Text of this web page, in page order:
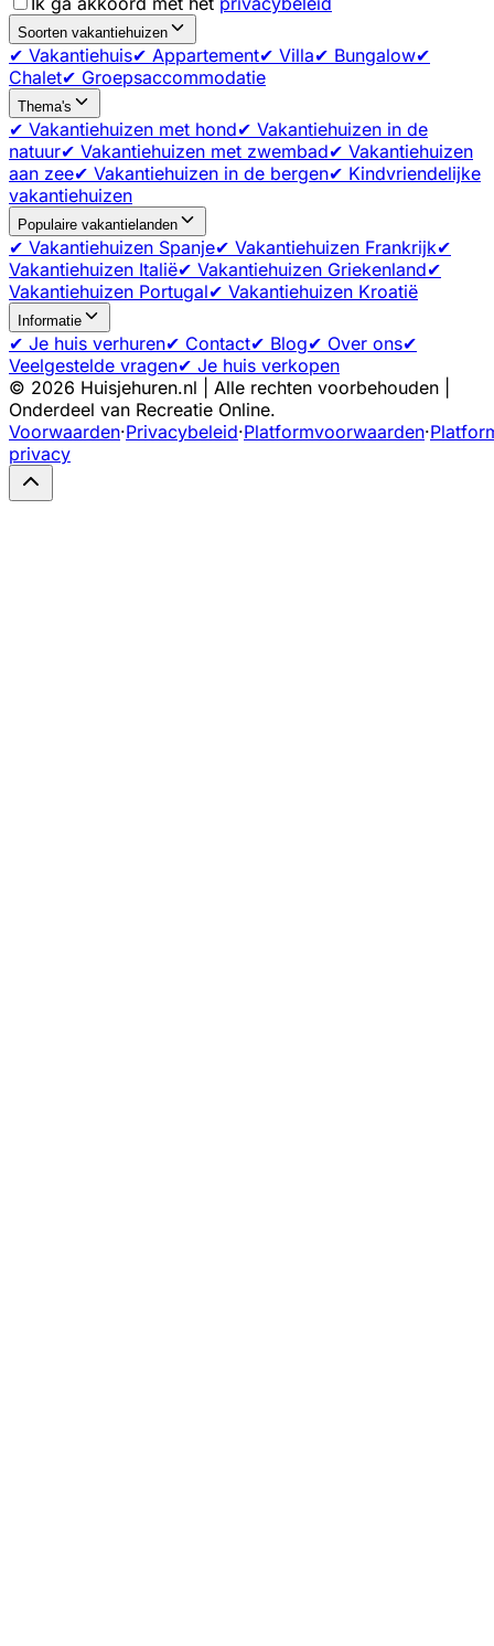
Soorten vakantiehuizen
✔ Vakantiehuis✔ Appartement✔ Villa✔ Bungalow✔
Chalet✔ Groepsaccommodatie
Thema's
✔ Vakantiehuizen met hond✔ Vakantiehuizen in de
natuur✔ Vakantiehuizen met zwembad✔ Vakantiehuizen
aan zee✔ Vakantiehuizen in de bergen✔ Kindvriendelijke
vakantiehuizen
Populaire vakantielanden
✔ Vakantiehuizen Spanje✔ Vakantiehuizen Frankrijk✔
Vakantiehuizen Italië✔ Vakantiehuizen Griekenland✔
Vakantiehuizen Portugal✔ Vakantiehuizen Kroatië
Informatie
✔ Je huis verhuren✔ Contact✔ Blog✔ Over ons✔
Veelgestelde vragen✔ Je huis verkopen
© 2026 Huisjehuren.nl | Alle rechten voorbehouden |
Onderdeel van Recreatie Online.
Voorwaarden·Privacybeleid·Platformvoorwaarden·
privacy